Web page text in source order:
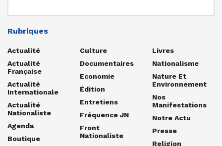
Rubriques
Actualité
Actualité
Française
Actualité
Internationale
Actualité
Nationaliste
Agenda
Boutique
Culture
Documentaires
Economie
Édition
Entretiens
Fréquence JN
Front
Nationaliste
Livres
Nationalisme
Nature Et
Environnement
Nos
Manifestations
Notre Actu
Presse
Religion